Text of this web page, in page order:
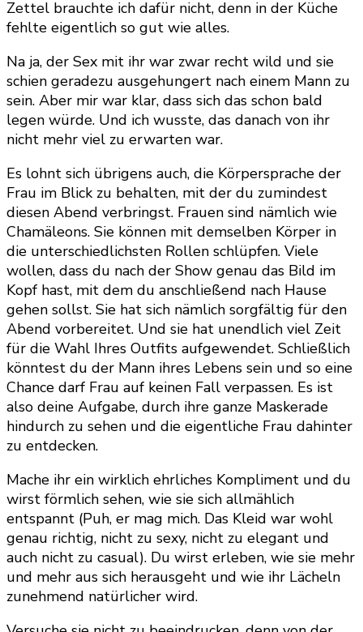
Zettel brauchte ich dafür nicht, denn in der Küche
fehlte eigentlich so gut wie alles.
Na ja, der Sex mit ihr war zwar recht wild und sie
schien geradezu ausgehungert nach einem Mann zu
sein. Aber mir war klar, dass sich das schon bald
legen würde. Und ich wusste, das danach von ihr
nicht mehr viel zu erwarten war.
Es lohnt sich übrigens auch, die Körpersprache der
Frau im Blick zu behalten, mit der du zumindest
diesen Abend verbringst. Frauen sind nämlich wie
Chamäleons. Sie können mit demselben Körper in
die unterschiedlichsten Rollen schlüpfen. Viele
wollen, dass du nach der Show genau das Bild im
Kopf hast, mit dem du anschließend nach Hause
gehen sollst. Sie hat sich nämlich sorgfältig für den
Abend vorbereitet. Und sie hat unendlich viel Zeit
für die Wahl Ihres Outfits aufgewendet. Schließlich
könntest du der Mann ihres Lebens sein und so eine
Chance darf Frau auf keinen Fall verpassen. Es ist
also deine Aufgabe, durch ihre ganze Maskerade
hindurch zu sehen und die eigentliche Frau dahinter
zu entdecken.
Mache ihr ein wirklich ehrliches Kompliment und du
wirst förmlich sehen, wie sie sich allmählich
entspannt (Puh, er mag mich. Das Kleid war wohl
genau richtig, nicht zu sexy, nicht zu elegant und
auch nicht zu casual). Du wirst erleben, wie sie mehr
und mehr aus sich herausgeht und wie ihr Lächeln
zunehmend natürlicher wird.